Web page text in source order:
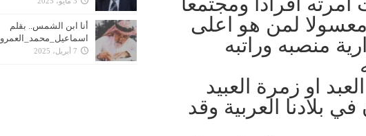
معسولا لمن هو اعلى
منصبه وراتبه
او زمرة العبيد
بلادنا العربية وقد
أنا ابن الشمس.. بقلم
اسماعيل_محمد_العمرو
7 أبريل، 2025